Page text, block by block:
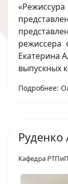
режиссера
Екатерина
выпускных
Подробнее:
Руденко
Кафедра РТПиП